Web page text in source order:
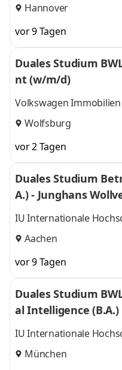
Hannover
vor 9 Tagen
Duales Studium
nt (w/m/d)
Volkswagen
Wolfsburg
vor 2 Tagen
Duales Studium
A.) - Junghans
IU Internationale
Aachen
vor 9 Tagen
Duales Studium
al Intelligence (B.A.)
IU Internationale
München